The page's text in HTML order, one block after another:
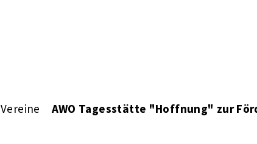
Vereine AWO Tagesstätte "Hoffnung" zur